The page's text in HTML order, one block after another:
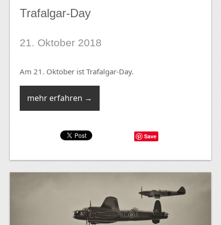
Trafalgar-Day
21. Oktober 2018
Am 21. Oktober ist Trafalgar-Day.
mehr erfahren →
Save